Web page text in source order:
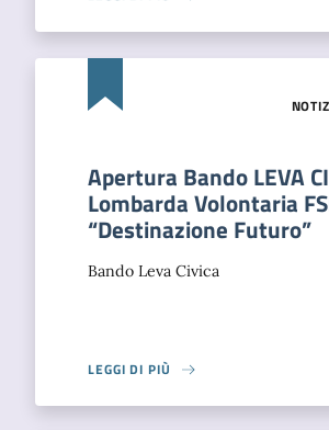
Apertura Bando LEVA
Lombarda Volontaria
“Destinazione Futuro”
Bando Leva Civica
LEGGI DI PIÙ